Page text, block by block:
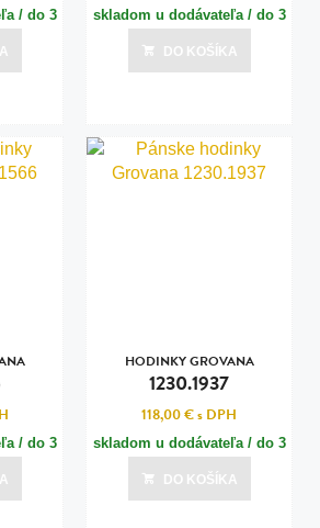
/ do 3
o 07:00
skladom u dodávateľa / do 3
dní
Posledná aktualizácia dnes o 07:00
DO KOŠÍKA
/ do 3
o 07:00
HODINKY GROVANA
1230.1937
118,00 €s DPH
skladom u dodávateľa / do 3
dní
Posledná aktualizácia dnes o 07:00
DO KOŠÍKA